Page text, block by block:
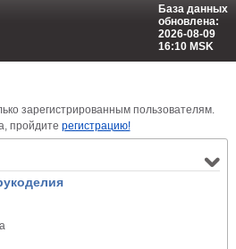
База данных
обновлена:
2026-08-09
16:10 MSK
зарегистрированным пользователям.
пройдите регистрацию!